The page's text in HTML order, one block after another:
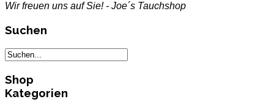
Wir freuen uns auf Sie! - Joe´s Tauchshop
Suchen
Shop
Kategorien